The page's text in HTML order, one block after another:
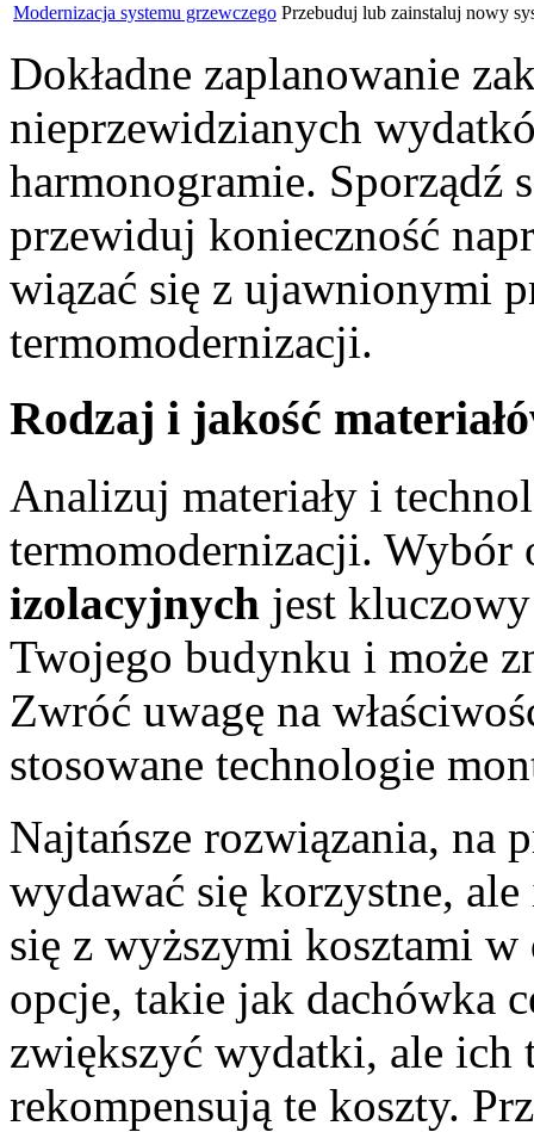
Modernizacja systemu grzewczego Przebuduj lub zainstaluj nowy
Dokładne zaplanowanie
nieprzewidzianych
harmonogramie. Sporządź
przewiduj konieczność
wiązać się z ujawnionymi
termomodernizacji.
Rodzaj i jakość
Analizuj materiały i
termomodernizacji.
izolacyjnych jest
Twojego budynku i może
Zwróć uwagę na
stosowane technologie
Najtańsze rozwiązania, na
wydawać się korzystne,
się z wyższymi kosztami w
opcje, takie jak dachówka
zwiększyć wydatki, ale ich
rekompensują te koszty.